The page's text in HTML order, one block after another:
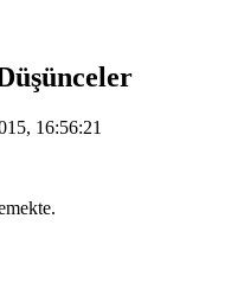
16:56:21